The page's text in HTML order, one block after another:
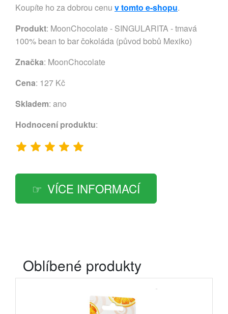
Koupíte ho za dobrou cenu v tomto e-shopu.
Produkt: MoonChocolate - SINGULARITA - tmavá
100% bean to bar čokoláda (původ bobů Mexiko)
Značka: MoonChocolate
Cena: 127 Kč
Skladem: ano
Hodnocení produktu:
VÍCE INFORMACÍ
Oblíbené produkty